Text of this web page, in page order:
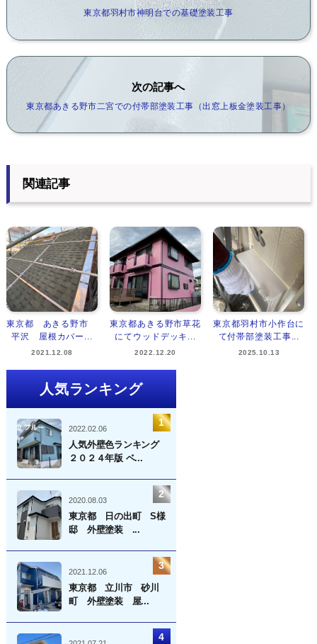
東京都羽村市神明台での基礎塗装工事
次の記事へ
東京都あきる野市二宮での付帯部塗装工事（出窓上板金塗装工事）
関連記事
東京都 あきる野市
平沢 屋根カバー...
2021.12.08
東京都あきる野市草花
にてウッドデッキ...
2022.12.20
東京都羽村市小作台に
て付帯部塗装工事...
2025.10.13
人気ランキング
2022.02.06
人気外壁色ランキング
２０２４年版 ベ...
2020.08.03
東京都 日の出町 S様
邸 外壁塗装 ...
2021.12.06
東京都 立川市 砂川
町 外壁塗装 屋...